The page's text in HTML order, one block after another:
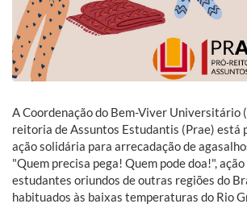
A Coordenação do Bem-Viver Universitário
reitoria de Assuntos Estudantis (Prae) está
ação solidária para arrecadação de
"Quem precisa pega! Quem pode doa!",
estudantes oriundos de outras regiões do
habituados às baixas temperaturas do Rio